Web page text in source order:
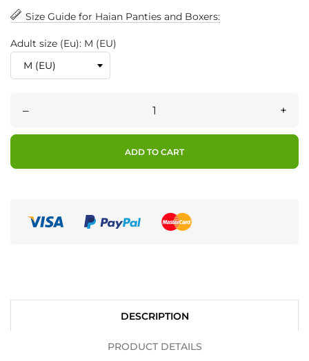
Size Guide for Haian Panties and Boxers:
Adult size (Eu): M (EU)
– +
ADD TO CART
DESCRIPTION
PRODUCT DETAILS